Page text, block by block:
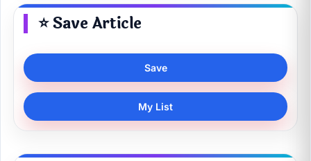
⭐ Save Article
Save
My List